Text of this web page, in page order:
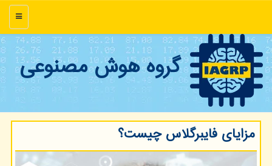
منو
گروه هوش مصنوعی
مزایای فایبرگلاس چیست؟